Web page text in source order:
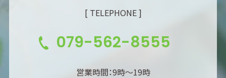
[ TELEPHONE ]
079-562-8555
営業時間：9時～19時